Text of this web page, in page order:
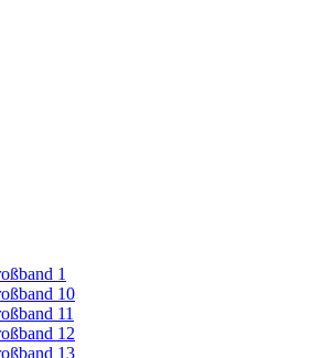
1
10
11
12
13